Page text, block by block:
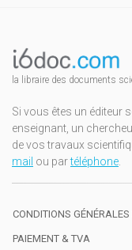
la libraire des documents
Si vous êtes un éditeur
enseignant, un
de vos travaux
mail ou partéléphone.
CONDITIONS GÉNÉRALES
PAIEMENT & TVA